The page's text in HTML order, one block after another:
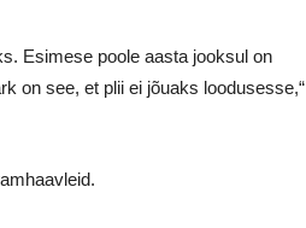
Esimese poole aasta jooksul on
on see, et plii ei jõuaks loodusesse,“